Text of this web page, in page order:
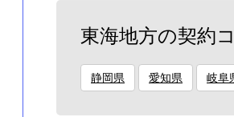
東海地方の契約
静岡県 愛知県 岐阜